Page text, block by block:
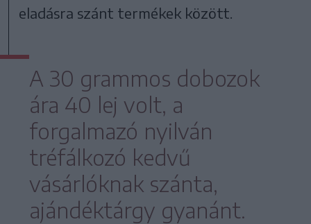
eladásra szánt termékek között.
A 30 grammos dobozok
ára 40 lej volt, a
forgalmazó nyilván
tréfálkozó kedvű
vásárlóknak szánta,
ajándéktárgy gyanánt.